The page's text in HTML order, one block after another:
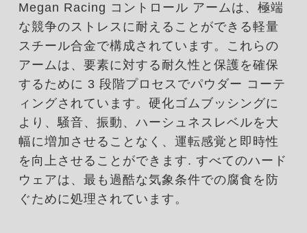
Megan Racing コントロール アームは、極端
な競争のストレスに耐えることができる軽量
スチール合金で構成されています。これらの
アームは、要素に対する耐久性と保護を確保
するために 3 段階プロセスでパウダー コーテ
ィングされています。硬化ゴムブッシングに
より、騒音、振動、ハーシュネスレベルを大
幅に増加させることなく、運転感覚と即時性
を向上させることができます. すべてのハード
ウェアは、最も過酷な気象条件での腐食を防
ぐために処理されています。